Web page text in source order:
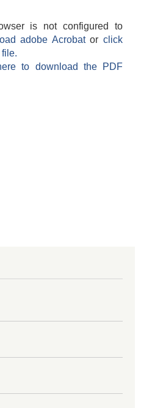
is not configured to
adobe Acrobatorclick
to download the PDF